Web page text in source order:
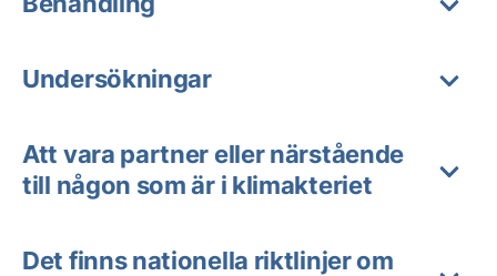
Undersökningar
Att vara partner eller närstående
till någon som är i klimakteriet
Det finns nationella riktlinjer om